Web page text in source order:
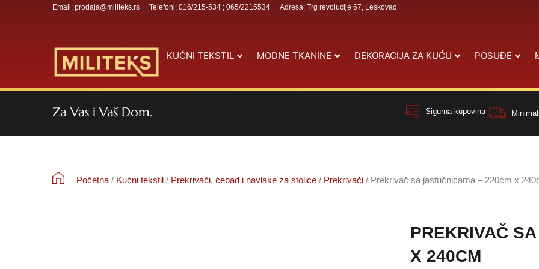
Email: prodaja@militeks.rs Telefoni: 016/215-534 ; 065/2215534 Adresa: Trg revolucije 67, Leskovac
KUĆNI TEKSTIL MODNE TKANINE DEKORACIJA ZA KUĆU POSUĐE
Za Vas i Vaš Dom. Sigurna kupovina
Početna / Kućni tekstil / Prekrivači, ćebad i navlake za stolice / Prekrivači / Prekrivač sa jastučnicama – 220cm x
PREKRIVAČ
X 240CM